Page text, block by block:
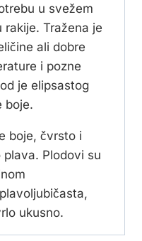
u svežem
Tražena je
ali dobre
i pozne
je elipsastog
boje.
boje, čvrsto i
Plodovi su
ukusno.